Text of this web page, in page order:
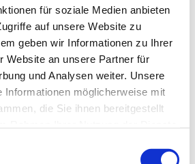
für soziale Medien anbieten
auf unsere Website zu
geben wir Informationen zu Ihrer
Website an unsere Partner für
und Analysen weiter. Unsere
Informationen möglicherweise mit
die Sie ihnen bereitgestellt
für 2022 „ Wer zu mir kommt,
abweisen“ aus Johannes 6,37
Gemeindegliedern ein gesegnetes
Jahr 2022.